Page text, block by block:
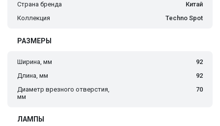
Страна бренда
Китай
Коллекция
Techno Spot
РАЗМЕРЫ
Ширина, мм
92
Длина, мм
92
Диаметр врезного отверстия,
мм
70
ЛАМПЫ